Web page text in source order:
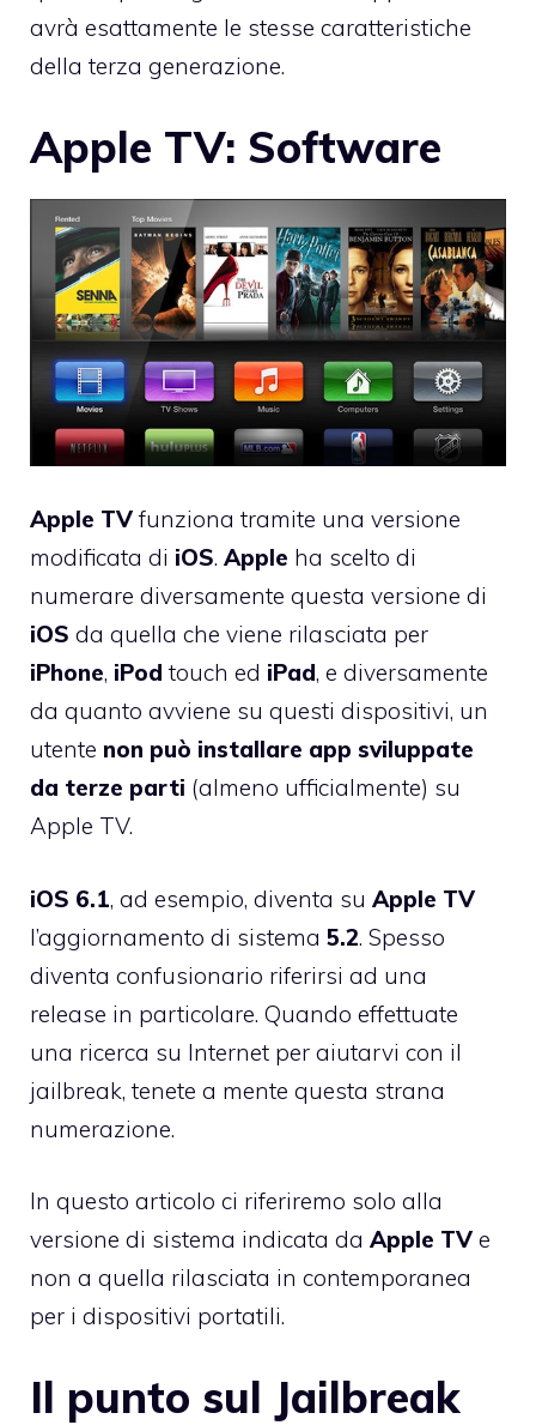
avrà esattamente le stesse caratteristiche
della terza generazione.
Apple TV: Software
Apple TV funziona tramite una versione
modificata di iOS. Apple ha scelto di
numerare diversamente questa versione di
iOS da quella che viene rilasciata per
iPhone, iPod touch ed iPad, e diversamente
da quanto avviene su questi dispositivi, un
utente non può installare app sviluppate
da terze parti (almeno ufficialmente) su
Apple TV.
iOS 6.1, ad esempio, diventa su Apple TV
l’aggiornamento di sistema 5.2. Spesso
diventa confusionario riferirsi ad una
release in particolare. Quando effettuate
una ricerca su Internet per aiutarvi con il
jailbreak, tenete a mente questa strana
numerazione.
In questo articolo ci riferiremo solo alla
versione di sistema indicata da Apple TV e
non a quella rilasciata in contemporanea
per i dispositivi portatili.
Il punto sul Jailbreak